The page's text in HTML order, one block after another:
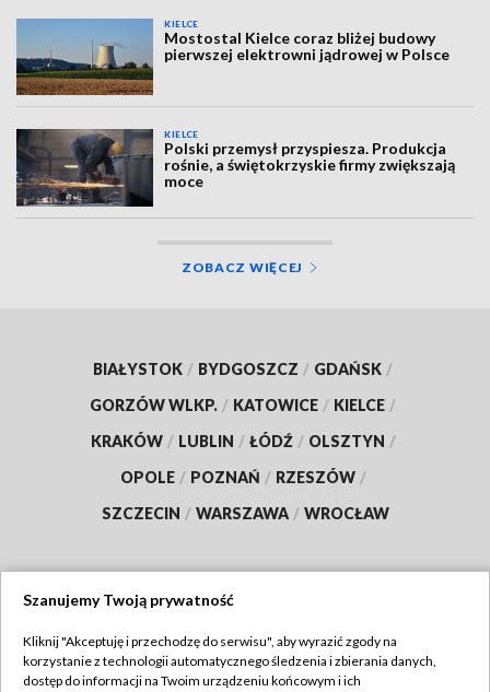
KIELCE
Mostostal Kielce coraz bliżej budowy
pierwszej elektrowni jądrowej w Polsce
KIELCE
Polski przemysł przyspiesza. Produkcja
rośnie, a świętokrzyskie firmy zwiększają
moce
ZOBACZ WIĘCEJ
BIAŁYSTOK / BYDGOSZCZ / GDAŃSK /
GORZÓW WLKP. / KATOWICE / KIELCE /
KRAKÓW / LUBLIN / ŁÓDŹ / OLSZTYN /
OPOLE / POZNAŃ / RZESZÓW /
SZCZECIN / WARSZAWA / WROCŁAW
TVP
Szanujemy Twoją prywatność
Kliknij "Akceptuję i przechodzę do serwisu", aby wyrazić zgody na
korzystanie z technologii automatycznego śledzenia i zbierania danych,
dostęp do informacji na Twoim urządzeniu końcowym i ich